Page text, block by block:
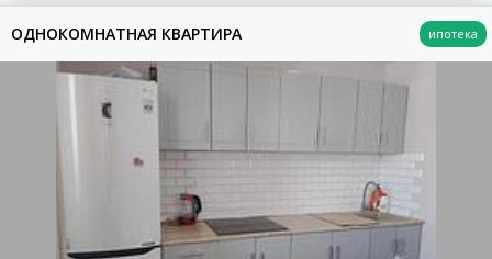
ОДНОКОМНАТНАЯ КВАРТИРА